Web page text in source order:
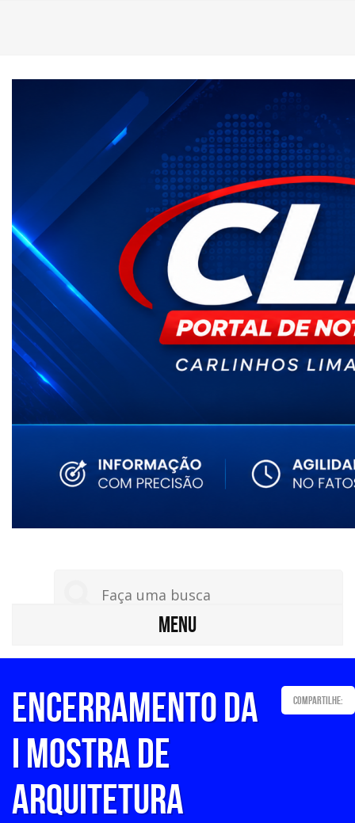
MENU
Encerramento da
I Mostra de
Arquitetura
Compartilhe: